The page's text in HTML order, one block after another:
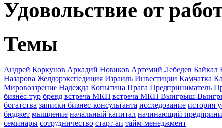
Удовольствие от
Темы
Андрей Коркунов Аркадий Новиков Артемий Лебедев Байкал
Назарова Желдорэкспедиция Израиль Инвестиции Камчатка
Мировоззрение Надежда Копытина Прага Предприниматель
бизнес-тур бренд встреча МКП встреча МКП Выигрыш-
богатства записки бизнес-консультанта исследование история
бюджет мышление начальный капитал начинающий
семинары сотрудничество старт-ап тайм-менеджмент